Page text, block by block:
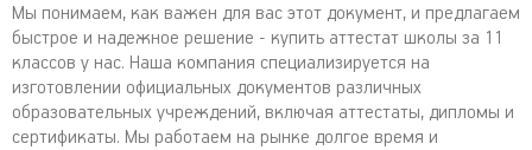
Мы понимаем, как важен для вас этот документ, и предлагаем
быстрое и надежное решение - купить аттестат школы за 11
классов у нас. Наша компания специализируется на
изготовлении официальных документов различных
образовательных учреждений, включая аттестаты, дипломы и
сертификаты. Мы работаем на рынке долгое время и